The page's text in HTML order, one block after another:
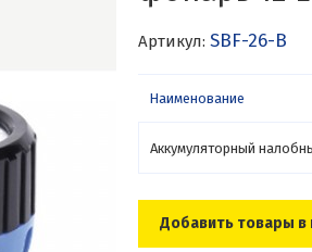
Артикул: SBF-26-B
Наименование
Аккумуляторный
Добавить товары в